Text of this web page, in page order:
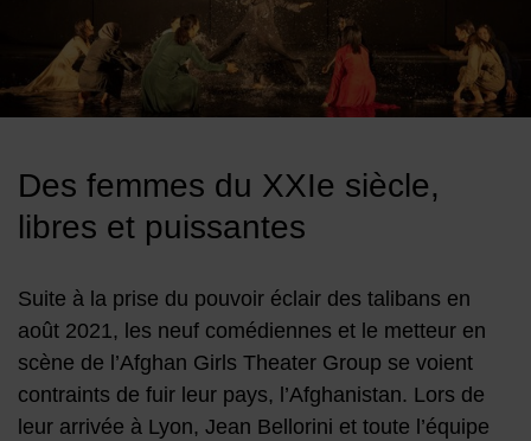
Des femmes du XXIe siècle,
libres et puissantes
Suite à la prise du pouvoir éclair des talibans en
août 2021, les neuf comédiennes et le metteur en
scène de l’Afghan Girls Theater Group se voient
contraints de fuir leur pays, l’Afghanistan. Lors de
leur arrivée à Lyon, Jean Bellorini et toute l’équipe